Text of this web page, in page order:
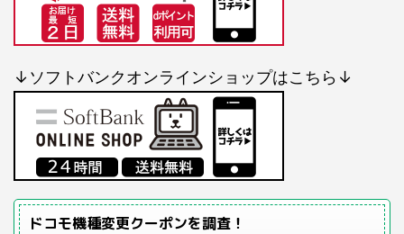
↓ソフトバンクオンラインショップはこちら↓
ドコモ機種変更クーポンを調査！